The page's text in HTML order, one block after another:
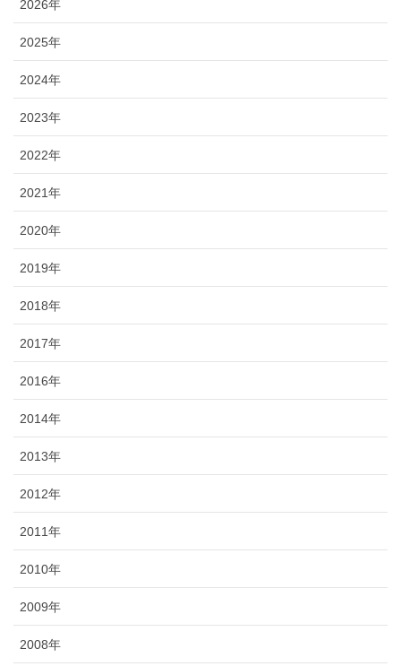
2026年
2025年
2024年
2023年
2022年
2021年
2020年
2019年
2018年
2017年
2016年
2014年
2013年
2012年
2011年
2010年
2009年
2008年